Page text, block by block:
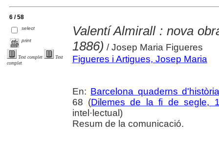
6 / 58
select
print
Text complet
Text
complet
Valentí Almirall : nova
1886) / Josep Maria Figueres
Figueres i Artigues, Josep Maria
En: Barcelona quaderns
68 (Dilemes de la fi de segle,
intel·lectual)
Resum de la comunicació.